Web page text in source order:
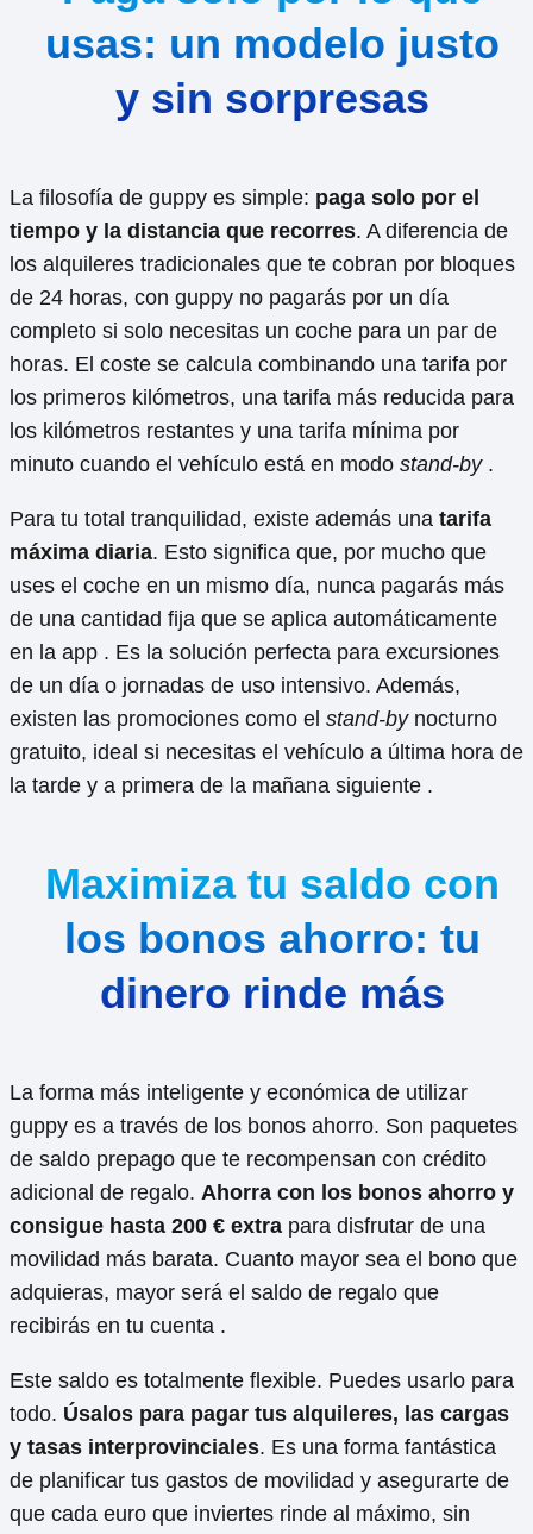
usas: un modelo justo
y sin sorpresas
La filosofía de guppy es simple: paga solo por el
tiempo y la distancia que recorres. A diferencia de
los alquileres tradicionales que te cobran por bloques
de 24 horas, con guppy no pagarás por un día
completo si solo necesitas un coche para un par de
horas. El coste se calcula combinando una tarifa por
los primeros kilómetros, una tarifa más reducida para
los kilómetros restantes y una tarifa mínima por
minuto cuando el vehículo está en modo stand-by.
Para tu total tranquilidad, existe además una tarifa
máxima diaria. Esto significa que, por mucho que
uses el coche en un mismo día, nunca pagarás más
de una cantidad fija que se aplica automáticamente
en la app . Es la solución perfecta para excursiones
de un día o jornadas de uso intensivo. Además,
existen las promociones como el stand-bynocturno
gratuito, ideal si necesitas el vehículo a última hora de
la tarde y a primera de la mañana siguiente .
Maximiza tu saldo con
los bonos ahorro: tu
dinero rinde más
La forma más inteligente y económica de utilizar
guppy es a través de los bonos ahorro. Son paquetes
de saldo prepago que te recompensan con crédito
adicional de regalo. Ahorra con los bonos ahorro y
consigue hasta 200 € extra para disfrutar de una
movilidad más barata. Cuanto mayor sea el bono que
adquieras, mayor será el saldo de regalo que
recibirás en tu cuenta .
Este saldo es totalmente flexible. Puedes usarlo para
todo. Úsalos para pagar tus alquileres, las cargas
y tasas interprovinciales. Es una forma fantástica
de planificar tus gastos de movilidad y asegurarte de
que cada euro que inviertes rinde al máximo, sin